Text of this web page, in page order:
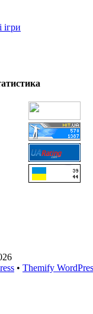
• Themify